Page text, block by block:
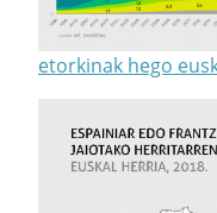
etorkinak hego